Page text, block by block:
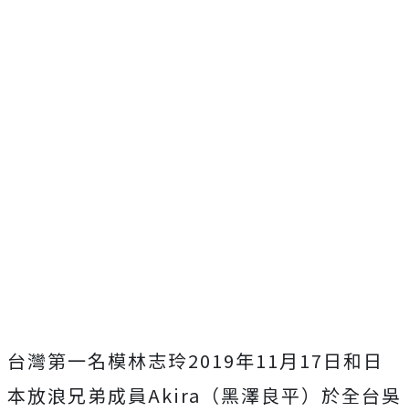
台灣第一名模林志玲2019年11月17日和日
本放浪兄弟成員Akira（黑澤良平）於全台吳